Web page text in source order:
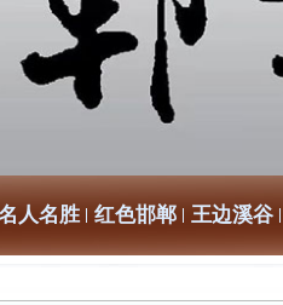
人名胜 红色邯郸 王边溪谷